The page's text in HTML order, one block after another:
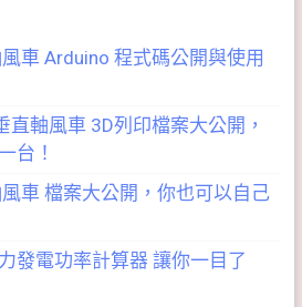
車 Arduino 程式碼公開與使用
直軸風車 3D列印檔案大公開，
台！
車 檔案大公開，你也可以自己
發電功率計算器 讓你一目了